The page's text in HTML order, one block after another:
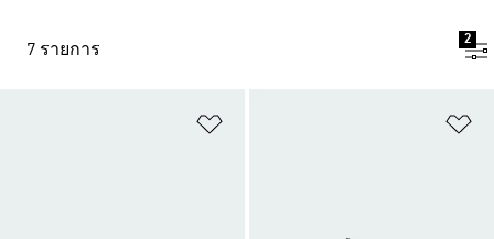
7 รายการ
2